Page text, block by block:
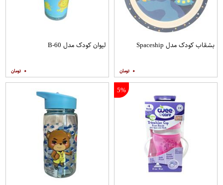
بشقاب کودک مدل Spaceship
۰
لیوان کودک مدل B-60
۰
5%